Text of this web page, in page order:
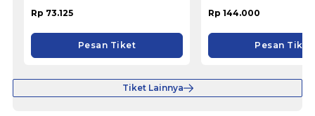
Rp 73.125
Pesan Tiket
Rp 144.000
Pesan Tiket
Tiket Lainnya